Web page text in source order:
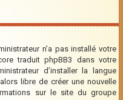
n’a pas installé votre
traduit phpBB3 dans votre
d’installer la langue
libre de créer une nouvelle
sur le site du groupe